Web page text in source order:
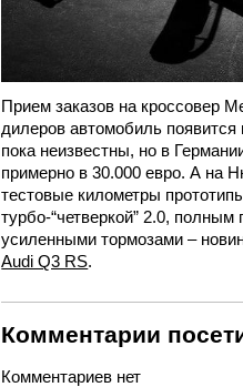
Прием заказов на кроссовер
дилеров автомобиль
пока неизвестны, но в
примерно в 30.000 евро. А на
тестовые километры
турбо-“четверкой” 2.0,
усиленными тормозами –
Audi Q3 RS.
Комментарии
Комментариев нет